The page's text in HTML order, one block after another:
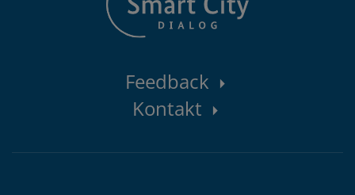
Kontaktbereich
Feedback
Kontakt